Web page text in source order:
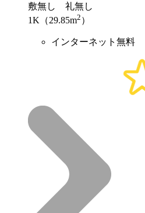
敷無し 礼無し
1K（29.85m2 ）
インターネット無料